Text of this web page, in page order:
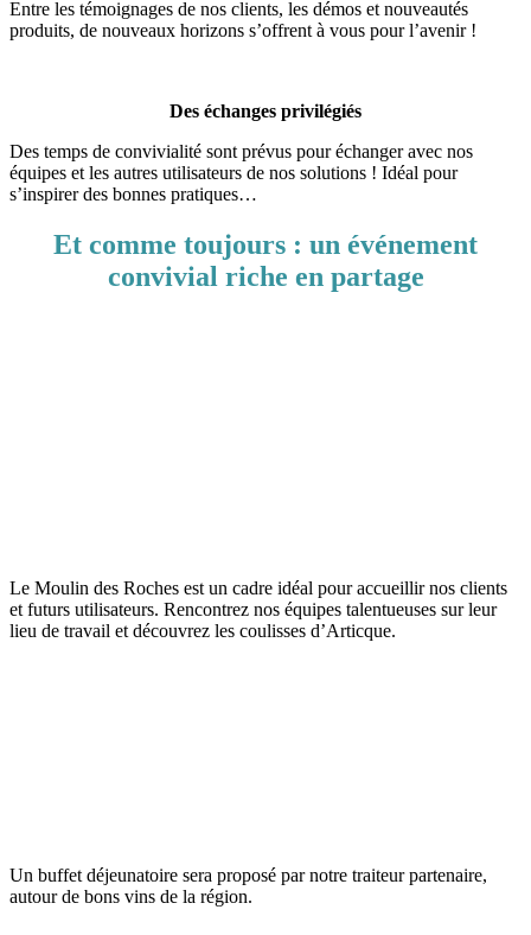
Entre les témoignages de nos clients, les démos et nouveautés
produits, de nouveaux horizons s’offrent à vous pour l’avenir !
Des échanges privilégiés
Des temps de convivialité sont prévus pour échanger avec nos
équipes et les autres utilisateurs de nos solutions ! Idéal pour
s’inspirer des bonnes pratiques…
Et comme toujours : un événement
convivial riche en partage
Le Moulin des Roches est un cadre idéal pour accueillir nos clients
et futurs utilisateurs. Rencontrez nos équipes talentueuses sur leur
lieu de travail et découvrez les coulisses d’Articque.
Un buffet déjeunatoire sera proposé par notre traiteur partenaire,
autour de bons vins de la région.